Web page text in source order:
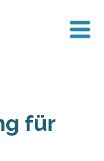
für